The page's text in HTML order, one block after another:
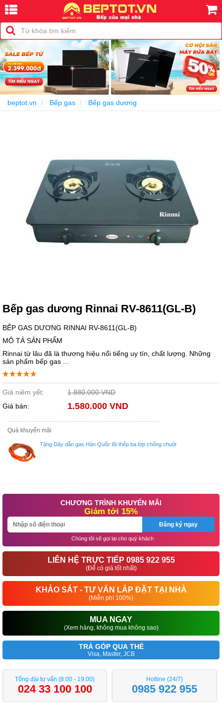
beptot.vn Bếp gas Bếp gas dương
Bếp gas dương Rinnai RV-8611(GL-B)
BẾP GAS DƯƠNG RINNAI RV-8611(GL-B)
MÔ TẢ SẢN PHẨM
Rinnai từ lâu đã là thương hiệu nổi tiếng uy tín, chất lượng. Những
sản phẩm bếp gas ...
Giá niêm yết: 1.880.000 VND
-15%
Giá bán: 1.580.000 VND
Quà khuyến mãi
Tặng Dây dẫn gas Hàn Quốc lõi thếp ba lớp chống chuột
CHƯƠNG TRÌNH KHUYẾN MÃI
Giảm tới 15%
Đăng ký ngay
Chúng tôi sẽ gọi lại cho quý khách
LIÊN HỆ TRỰC TIẾP 0985 922 955
(Để có giá tốt nhất)
KHẢO SÁT - TƯ VẤN LẮP ĐẶT TẠI NHÀ
(Miễn phí 100%)
MUA NGAY
(Xem hàng, không mua không sao)
TRẢ GÓP QUA THẺ
Visa, Master, JCB
Tổng đài tư vấn (8:00 - 19:00)
024 33 100 100
Hotline (24/7)
0985 922 955